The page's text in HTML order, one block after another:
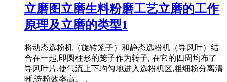
立磨图立磨生料粉磨工艺立磨的工作
原理及立磨的类型1
将动态选粉机（旋转笼子）和静态选粉机（导风叶）结
合在一起,即圆柱形的笼子作为转子, 在它的四周均布了
导风叶片,使气流上下均匀地进入选粉机区,粗细粉分离清
晰,选粉效率高。 .